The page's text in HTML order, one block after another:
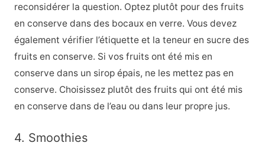
reconsidérer la question. Optez plutôt pour des fruits
en conserve dans des bocaux en verre. Vous devez
également vérifier l’étiquette et la teneur en sucre des
fruits en conserve. Si vos fruits ont été mis en
conserve dans un sirop épais, ne les mettez pas en
conserve. Choisissez plutôt des fruits qui ont été mis
en conserve dans de l’eau ou dans leur propre jus.
4. Smoothies